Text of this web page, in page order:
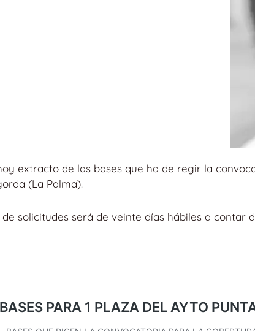
extracto de las bases que ha de regir la
(La Palma).
solicitudes será de veinte días hábiles a contar